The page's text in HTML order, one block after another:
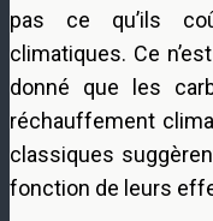
pas ce qu’ils
climatiques. Ce
donné que les
réchauffement
classiques
fonction de leurs